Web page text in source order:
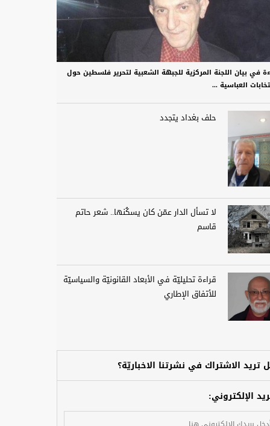
في بيان اللجنة المركزية للجبهة الشعبية لتحرير فلسطين حول
العباسية ...
حلف بغداد يتجدد
لا تسأل الدار عمّن كان يسكُنها.. شعر حاتم
قاسم
قراءة تحليليّة في الأبعاد القانونيّة والسياسيّة
للأتفاق الإطاري
تريد الاشتراك في نشرتنا الاخباريّة؟
الإلكتروني: